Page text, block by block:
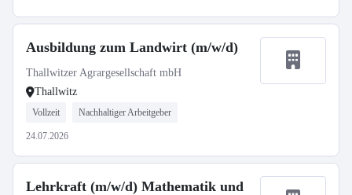
Ausbildung zum Landwirt (m/w/d)
Thallwitzer Agrargesellschaft mbH
Thallwitz
Vollzeit Nachhaltiger Arbeitgeber
24.07.2026
Lehrkraft (m/w/d) Mathematik und